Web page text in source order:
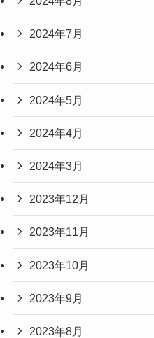
2024年7月
2024年6月
2024年5月
2024年4月
2024年3月
2023年12月
2023年11月
2023年10月
2023年9月
2023年8月